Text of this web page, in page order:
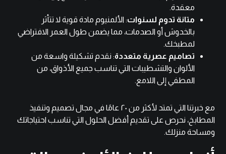
معقدة.
متانة تدوم لسنوات: الألمنيوم مادة قوية لا تتأثر
بالخدوش أو الصدمات، مما يضمن طول العمر الافتراضي
لمطبخك.
تصاميم عصرية متعددة: نقدم تشكيلة واسعة من
الألوان والتشطيبات التي تناسب جميع الأذواق، من
المطفي إلى اللامع.
مع خبرتنا التي تمتد لأكثر من ٢٠ عامًا في مجال
تصميم وتنفيذ
المطابخ، نحرص على تقديم أفضل الحلول التي تناسب احتياجاتك
ومساحة منزلك.